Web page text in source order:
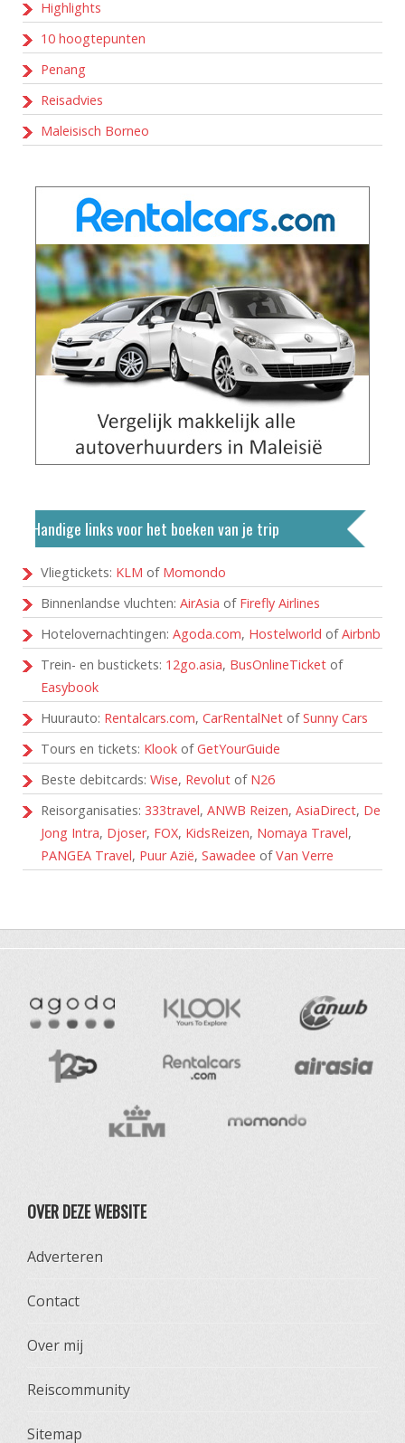
Highlights
10 hoogtepunten
Penang
Reisadvies
Maleisisch Borneo
Handige links voor het boeken van je trip
Vliegtickets: KLM of Momondo
Binnenlandse vluchten: AirAsia of Firefly Airlines
Hotelovernachtingen: Agoda.com, Hostelworld ofAirbnb
Trein- en bustickets: 12go.asia, BusOnlineTicket of
Easybook
Huurauto: Rentalcars.com, CarRentalNet ofSunny Cars
Tours en tickets: Klook ofGetYourGuide
Beste debitcards: Wise, Revolut of N26
Reisorganisaties: 333travel, ANWB Reizen, AsiaDirect, De
Jong Intra, Djoser, FOX, KidsReizen, Nomaya Travel,
PANGEA Travel, Puur Azië, Sawadee ofVan Verre
OVER DEZE WEBSITE
Adverteren
Contact
Over mij
Reiscommunity
Sitemap